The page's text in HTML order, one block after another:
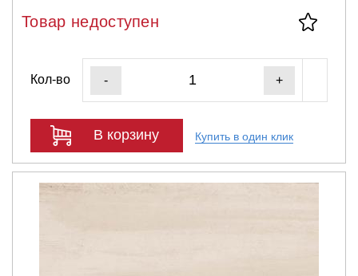
Товар недоступен
Кол-во - +
В корзину Купить в один клик